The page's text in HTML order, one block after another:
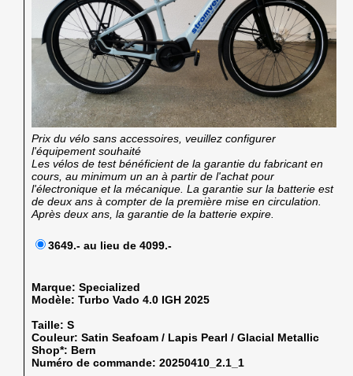
Prix du vélo sans accessoires, veuillez configurer
l'équipement souhaité
Les vélos de test bénéficient de la garantie du fabricant en
cours, au minimum un an à partir de l'achat pour
l'électronique et la mécanique. La garantie sur la batterie est
de deux ans à compter de la première mise en circulation.
Après deux ans, la garantie de la batterie expire.
3649.- au lieu de 4099.-
Marque:Specialized
Modèle:Turbo Vado 4.0 IGH 2025
Taille:S
Couleur:Satin Seafoam / Lapis Pearl / Glacial Metallic
Shop*: Bern
Numéro de commande:20250410_2.1_1